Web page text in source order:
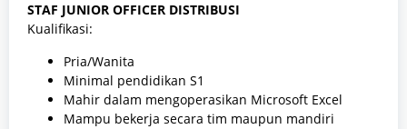
STAF JUNIOR OFFICER DISTRIBUSI
Kualifikasi:
Pria/Wanita
Minimal pendidikan S1
Mahir dalam mengoperasikan Microsoft Excel
Mampu bekerja secara tim maupun mandiri